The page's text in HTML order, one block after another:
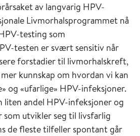
av langvarig HPV-
Livmorhalsprogrammet nå
testing som
testen er svært sensitiv når
forstadier til livmorhalskreft,
kunnskap om hvordan vi kan
og «ufarlige» HPV-infeksjoner.
liten andel HPV-infeksjoner og
utvikler seg til livsfarlig
de fleste tilfeller spontant går